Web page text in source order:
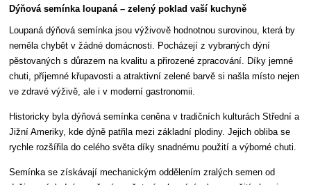
Dýňová semínka loupaná – zelený poklad vaší kuchyně
Loupaná dýňová semínka jsou výživově hodnotnou surovinou, která by
neměla chybět v žádné domácnosti. Pocházejí z vybraných dýní
pěstovaných s důrazem na kvalitu a přirozené zpracování. Díky jemné
chuti, příjemné křupavosti a atraktivní zelené barvě si našla místo nejen
ve zdravé výživě, ale i v moderní gastronomii.
Historicky byla dýňová semínka ceněna v tradičních kulturách Střední a
Jižní Ameriky, kde dýně patřila mezi základní plodiny. Jejich obliba se
rychle rozšířila do celého světa díky snadnému použití a výborné chuti.
Semínka se získávají mechanickým oddělením zralých semen od